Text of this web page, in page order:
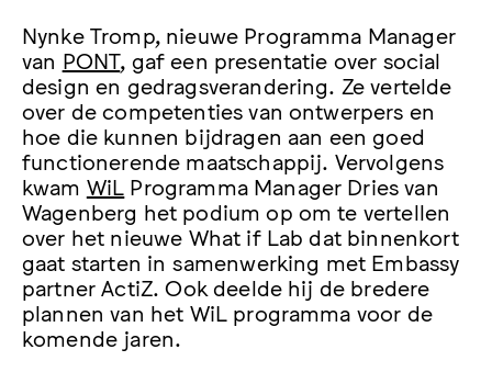
Nynke Tromp, nieuwe Programma Manager
van PONT, gaf een presentatie over social
design en gedragsverandering. Ze vertelde
over de competenties van ontwerpers en
hoe die kunnen bijdragen aan een goed
functionerende maatschappij. Vervolgens
kwam WiL Programma Manager Dries van
Wagenberg het podium op om te vertellen
over het nieuwe What if Lab dat binnenkort
gaat starten in samenwerking met Embassy
partner ActiZ. Ook deelde hij de bredere
plannen van het WiL programma voor de
komende jaren.